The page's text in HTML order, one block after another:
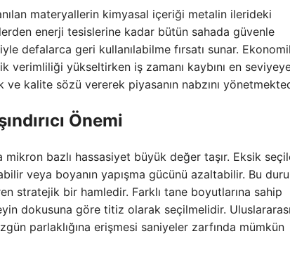
materyallerin kimyasal içeriği metalin ilerideki
enerji tesislerine kadar bütün sahada güvenle
defalarca geri kullanılabilme fırsatı sunar.
verimliliği yükseltirken iş zamanı kaybını en
kalite sözü vererek piyasanın nabzını
Önemi
mikron bazlı hassasiyet büyük değer taşır. Eksik
veya boyanın yapışma gücünü azaltabilir. Bu
stratejik bir hamledir. Farklı tane boyutlarına sahip
dokusuna göre titiz olarak seçilmelidir. Uluslararası
parlaklığına erişmesi saniyeler zarfında mümkün